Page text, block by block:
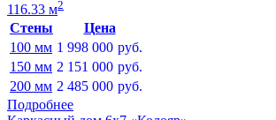
116.33 м2
Стены
Цена
100 мм 1 998 000 руб.
150 мм 2 151 000 руб.
200 мм 2 485 000 руб.
Подробнее